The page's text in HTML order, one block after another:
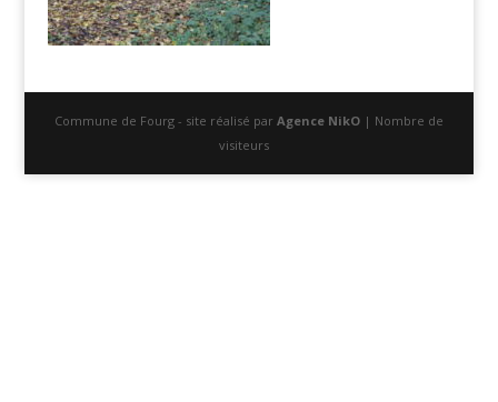
Commune de Fourg - site réalisé par Agence NikO| Nombre de
visiteurs